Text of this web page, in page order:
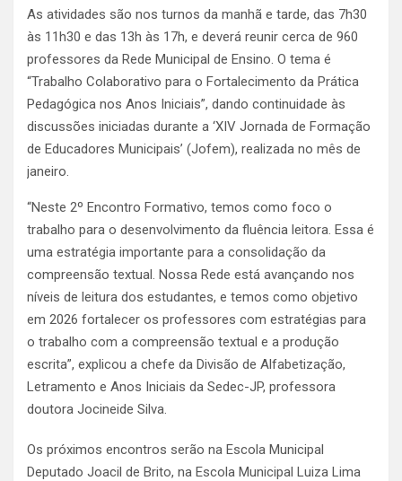
As atividades são nos turnos da manhã e tarde, das 7h30
às 11h30 e das 13h às 17h, e deverá reunir cerca de 960
professores da Rede Municipal de Ensino. O tema é
“Trabalho Colaborativo para o Fortalecimento da Prática
Pedagógica nos Anos Iniciais”, dando continuidade às
discussões iniciadas durante a ‘XIV Jornada de Formação
de Educadores Municipais’ (Jofem), realizada no mês de
janeiro.
“Neste 2º Encontro Formativo, temos como foco o
trabalho para o desenvolvimento da fluência leitora. Essa é
uma estratégia importante para a consolidação da
compreensão textual. Nossa Rede está avançando nos
níveis de leitura dos estudantes, e temos como objetivo
em 2026 fortalecer os professores com estratégias para
o trabalho com a compreensão textual e a produção
escrita”, explicou a chefe da Divisão de Alfabetização,
Letramento e Anos Iniciais da Sedec-JP, professora
doutora Jocineide Silva.
Os próximos encontros serão na Escola Municipal
Deputado Joacil de Brito, na Escola Municipal Luiza Lima